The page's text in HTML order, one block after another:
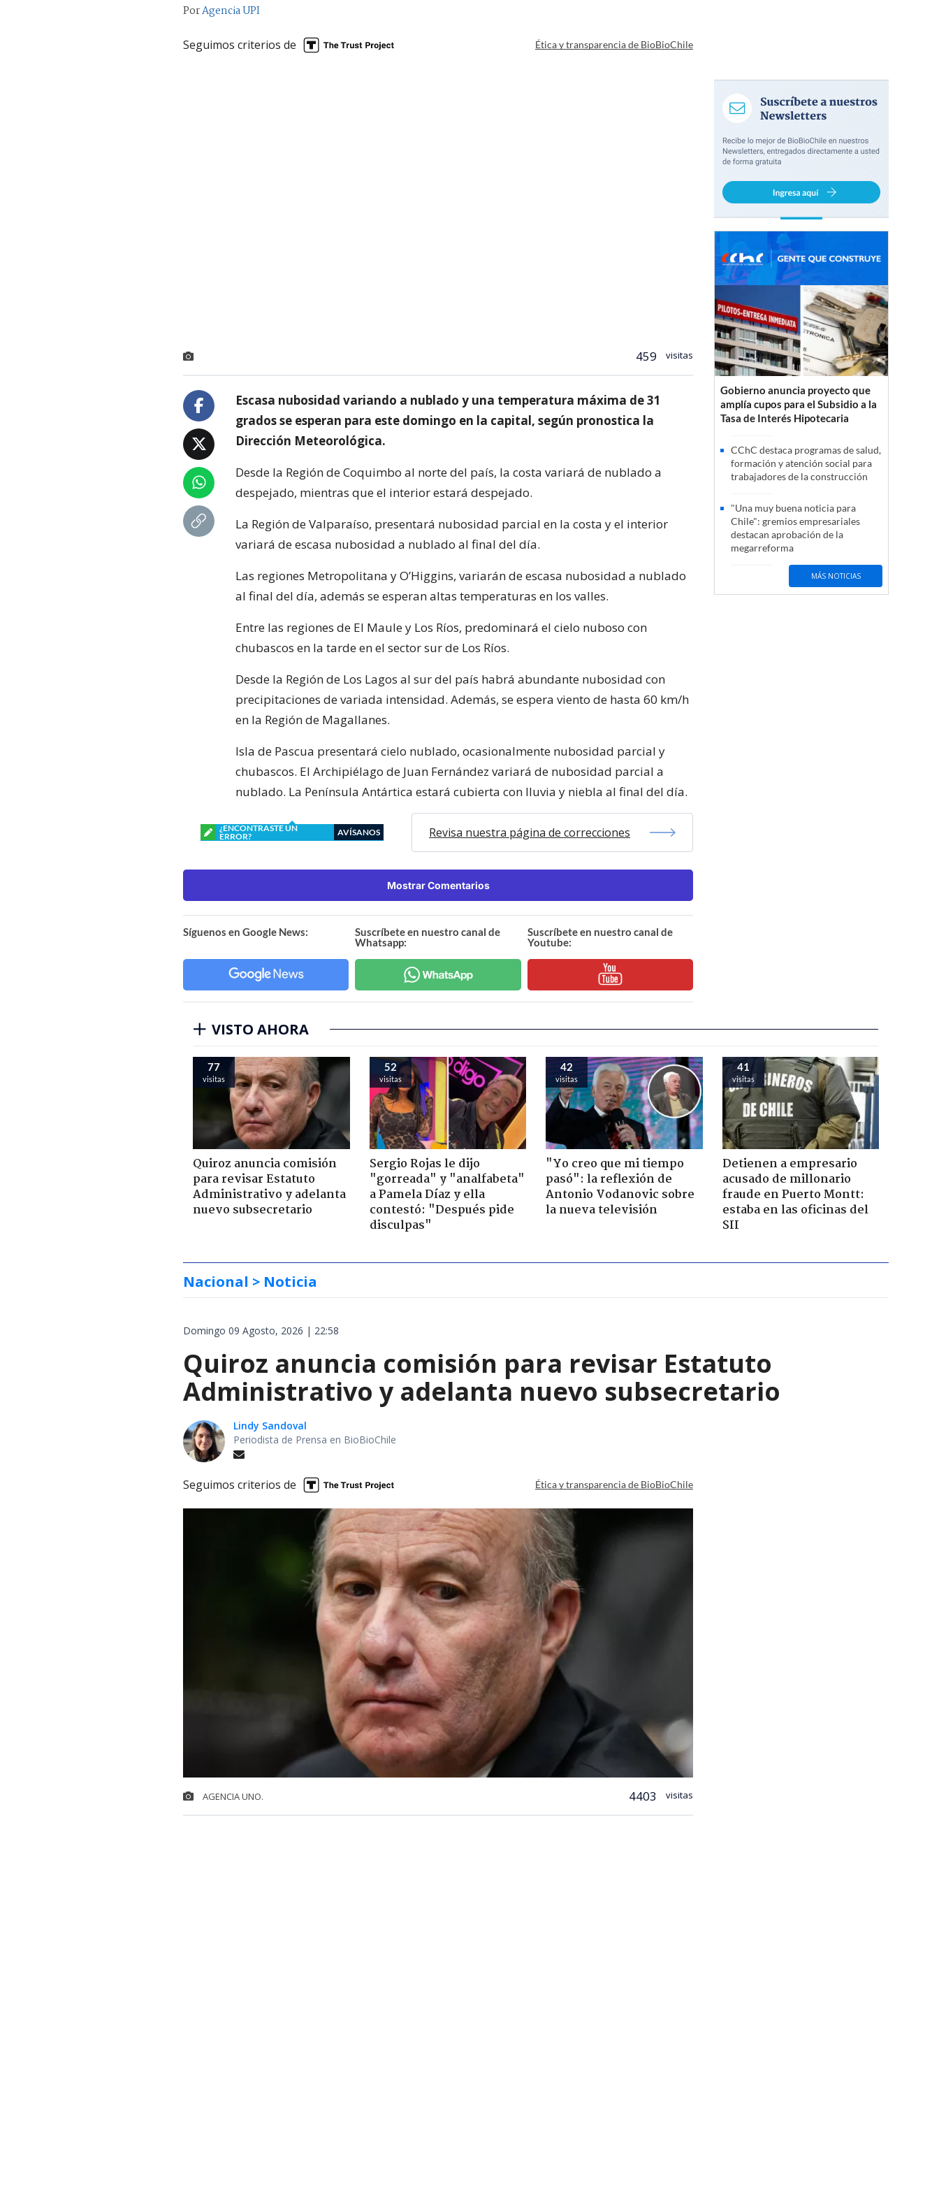
PorAgencia UPI
Seguimos criterios de Ética y transparencia de BioBioChile
459 visitas
Escasa nubosidad variando a nublado y una temperatura máxima de 31
grados se esperan para este domingo en la capital, según pronostica la
Dirección Meteorológica.
Desde la Región de Coquimbo al norte del país, la costa variará de nublado a
despejado, mientras que el interior estará despejado.
La Región de Valparaíso, presentará nubosidad parcial en la costa y el interior
variará de escasa nubosidad a nublado al final del día.
Las regiones Metropolitana y O’Higgins, variarán de escasa nubosidad a nublado
al final del día, además se esperan altas temperaturas en los valles.
Entre las regiones de El Maule y Los Ríos, predominará el cielo nuboso con
chubascos en la tarde en el sector sur de Los Ríos.
Desde la Región de Los Lagos al sur del país habrá abundante nubosidad con
precipitaciones de variada intensidad. Además, se espera viento de hasta 60 km/h
en la Región de Magallanes.
Isla de Pascua presentará cielo nublado, ocasionalmente nubosidad parcial y
chubascos. El Archipiélago de Juan Fernández variará de nubosidad parcial a
nublado. La Península Antártica estará cubierta con lluvia y niebla al final del día.
¿ENCONTRASTE UN
ERROR?
AVÍSANOS Revisa nuestra página de correcciones
Mostrar Comentarios
Síguenos en Google News:
Suscríbete en nuestro canal de
Whatsapp:
Suscríbete en nuestro canal de
Youtube:
Gobierno anuncia proyecto que
amplía cupos para el Subsidio a la
Tasa de Interés Hipotecaria
CChC destaca programas de salud,
formación y atención social para
trabajadores de la construcción
"Una muy buena noticia para
Chile": gremios empresariales
destacan aprobación de la
megarreforma
MÁS NOTICIAS
VISTO AHORA
77
visitas
Quiroz anuncia comisión
para revisar Estatuto
Administrativo y adelanta
nuevo subsecretario
52
visitas
Sergio Rojas le dijo
"gorreada" y "analfabeta"
a Pamela Díaz y ella
contestó: "Después pide
disculpas"
42
visitas
"Yo creo que mi tiempo
pasó": la reflexión de
Antonio Vodanovic sobre
la nueva televisión
41
visitas
Detienen a empresario
acusado de millonario
fraude en Puerto Montt:
estaba en las oficinas del
SII
Nacional > Noticia
Domingo 09 Agosto, 2026 | 22:58
Quiroz anuncia comisión para revisar Estatuto
Administrativo y adelanta nuevo subsecretario
Lindy Sandoval
Periodista de Prensa en BioBioChile
Seguimos criterios de Ética y transparencia de BioBioChile
AGENCIA UNO. 4403 visitas